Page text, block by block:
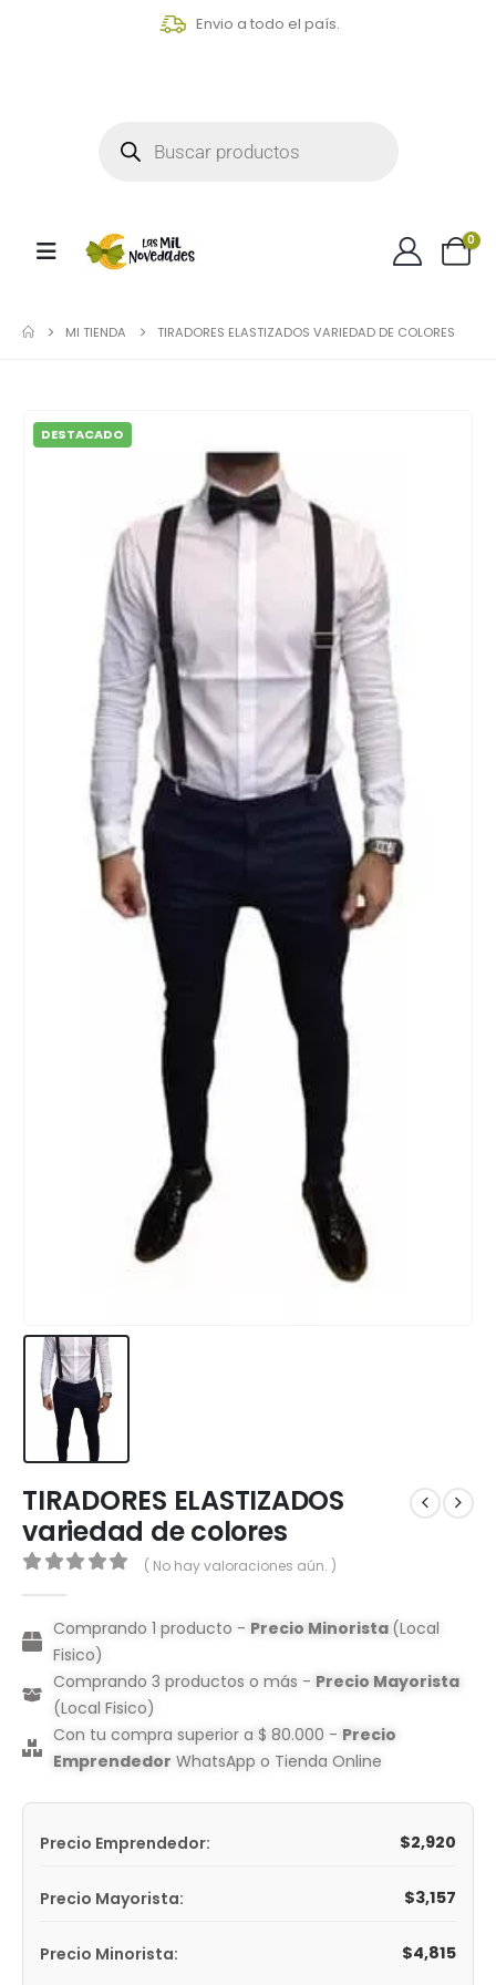
Envio a todo el país.
0
MI TIENDA TIRADORES ELASTIZADOS VARIEDAD DE COLORES
DESTACADO
TIRADORES ELASTIZADOS
variedad de colores
( No hay valoraciones aún. )
Comprando 1 producto - Precio Minorista (Local
Fisico)
Comprando 3 productos o más - Precio Mayorista
(Local Fisico)
Con tu compra superior a $ 80.000 - Precio
Emprendedor WhatsApp o Tienda Online
Precio Emprendedor: $2,920
Precio Mayorista: $3,157
Precio Minorista: $4,815